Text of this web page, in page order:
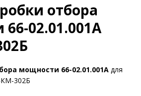
отбора
02.01.001А
мощности 66-02.01.001А для
302Б